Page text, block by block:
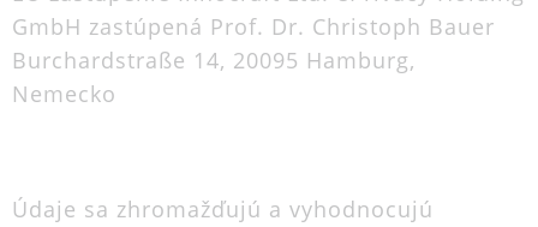
GmbH zastúpená Prof. Dr. Christoph Bauer
Burchardstraße 14, 20095 Hamburg,
Nemecko
Údaje sa zhromažďujú a vyhodnocujú